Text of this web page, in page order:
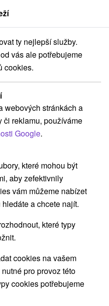
pobyt po překonání COVIDu
pobyt
Smokovec
ty nejlepší služby.
vás ale potřebujeme
cookies.
webových stránkách a
či reklamu, používáme
Google.
které mohou být
aby zefektivnily
vám můžeme nabízet
a chcete najít.
které typy
cookies na vašem
pro provoz této
cookies potřebujeme